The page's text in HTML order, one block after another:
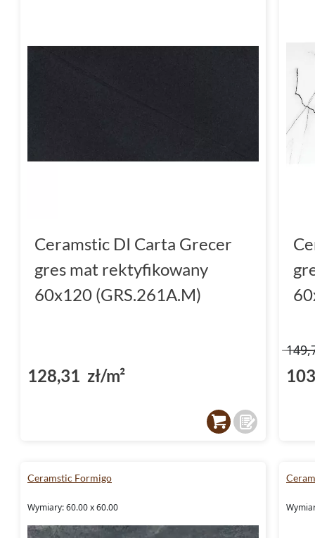
Ceramstic DI Carta Grecer
gres mat rektyfikowany
60x120 (GRS.261A.M)
128,31 zł/m²
Ceramstic Formigo
Wymiary: 60.00 x 60.00